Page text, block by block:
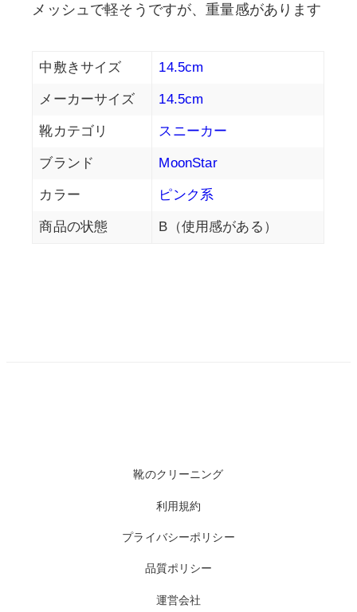
メッシュで軽そうですが、重量感があります
中敷きサイズ 14.5cm
メーカーサイズ 14.5cm
靴カテゴリ スニーカー
ブランド MoonStar
カラー ピンク系
商品の状態 B（使用感がある）
靴のクリーニング
利用規約
プライバシーポリシー
品質ポリシー
運営会社